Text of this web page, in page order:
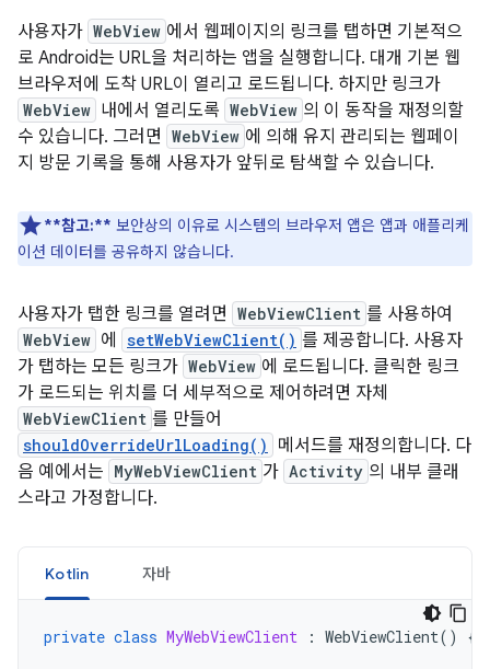
사용자가 WebView 에서 웹페이지의 링크를 탭하면 기본적으
로 Android는 URL을 처리하는 앱을 실행합니다. 대개 기본 웹
브라우저에 도착 URL이 열리고 로드됩니다. 하지만 링크가
WebView 내에서 열리도록 WebView 의 이 동작을 재정의할
수 있습니다. 그러면 WebView 에 의해 유지 관리되는 웹페이
지 방문 기록을 통해 사용자가 앞뒤로 탐색할 수 있습니다.
**참고:** 보안상의 이유로 시스템의 브라우저 앱은 앱과 애플리케
이션 데이터를 공유하지 않습니다.
사용자가 탭한 링크를 열려면 WebViewClient 를 사용하여
WebView 에 setWebViewClient() 를 제공합니다. 사용자
가 탭하는 모든 링크가 WebView 에 로드됩니다. 클릭한 링크
가 로드되는 위치를 더 세부적으로 제어하려면 자체
WebViewClient 를 만들어
shouldOverrideUrlLoading()
메서드를 재정의합니다. 다
음 예에서는 MyWebViewClient 가 Activity 의 내부 클래
스라고 가정합니다.
Kotlin 자바
private class MyWebViewClient : WebViewClient() {